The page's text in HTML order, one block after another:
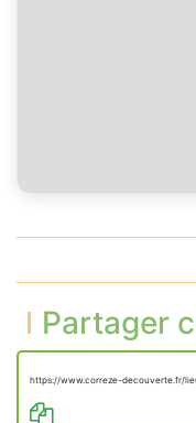
Partager
https://www.correze-decouverte.fr/